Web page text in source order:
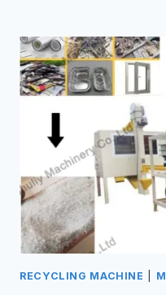
RECYCLING MACHINE